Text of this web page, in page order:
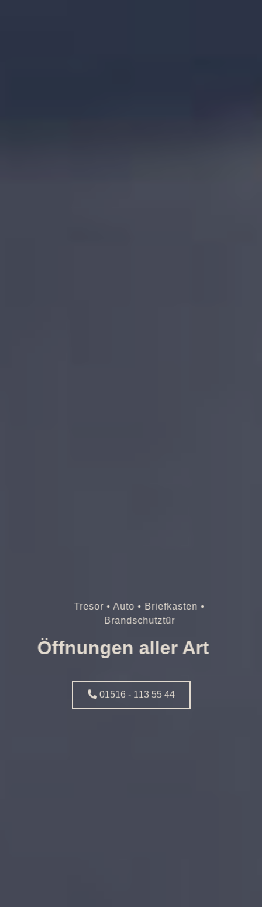
Tresor • Auto • Briefkasten •
Brandschutztür
Öffnungen aller Art
01516 - 113 55 44